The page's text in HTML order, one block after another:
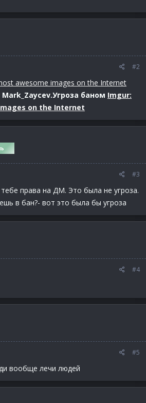
#2
awesome images on the Internet
Mark_Zaycev.Угроза баном Imgur:
on the Internet
#3
права на ДМ. Это была не угроза.
в бан?- вот это была бы угроза
#4
#5
вообще лечи людей